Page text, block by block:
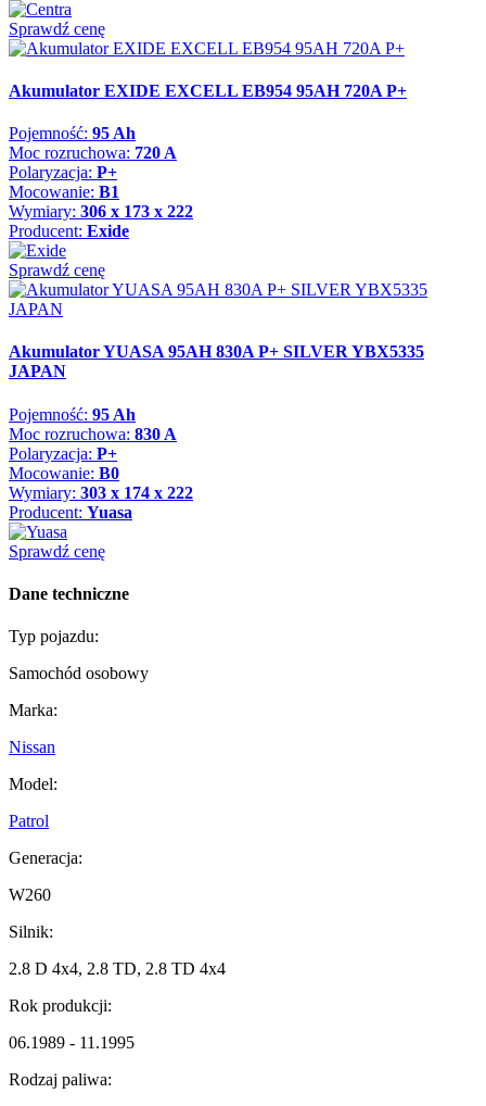
Sprawdź cenę
Akumulator EXIDE EXCELL EB954 95AH 720A P+
Pojemność: 95 Ah
Moc rozruchowa: 720 A
Polaryzacja: P+
Mocowanie: B1
Wymiary: 306 x 173 x 222
Producent: Exide
Sprawdź cenę
Akumulator YUASA 95AH 830A P+ SILVER YBX5335
JAPAN
Pojemność: 95 Ah
Moc rozruchowa: 830 A
Polaryzacja: P+
Mocowanie: B0
Wymiary: 303 x 174 x 222
Producent: Yuasa
Sprawdź cenę
Dane techniczne
Typ pojazdu:
Samochód osobowy
Marka:
Nissan
Model:
Patrol
Generacja:
W260
Silnik:
2.8 D 4x4, 2.8 TD, 2.8 TD 4x4
Rok produkcji:
06.1989 - 11.1995
Rodzaj paliwa: